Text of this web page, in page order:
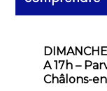
A 17h –
Châlons-